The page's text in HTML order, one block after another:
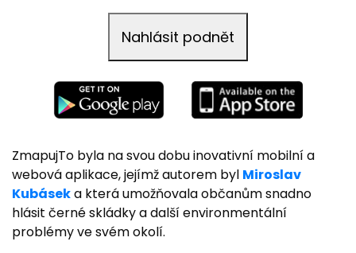
Nahlásit podnět
ZmapujTo byla na svou dobu inovativní mobilní a
webová aplikace, jejímž autorem byl Miroslav
Kubáseka která umožňovala občanům snadno
hlásit černé skládky a další environmentální
problémy ve svém okolí.